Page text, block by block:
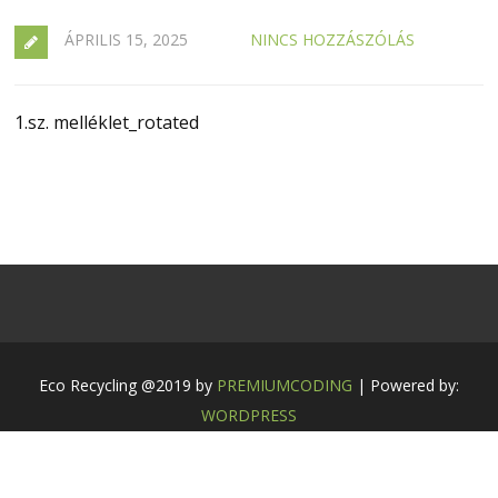
ÁPRILIS 15, 2025 NINCS HOZZÁSZÓLÁS
1.sz. melléklet_rotated
Eco Recycling @2019 by PREMIUMCODING | Powered by:
WORDPRESS